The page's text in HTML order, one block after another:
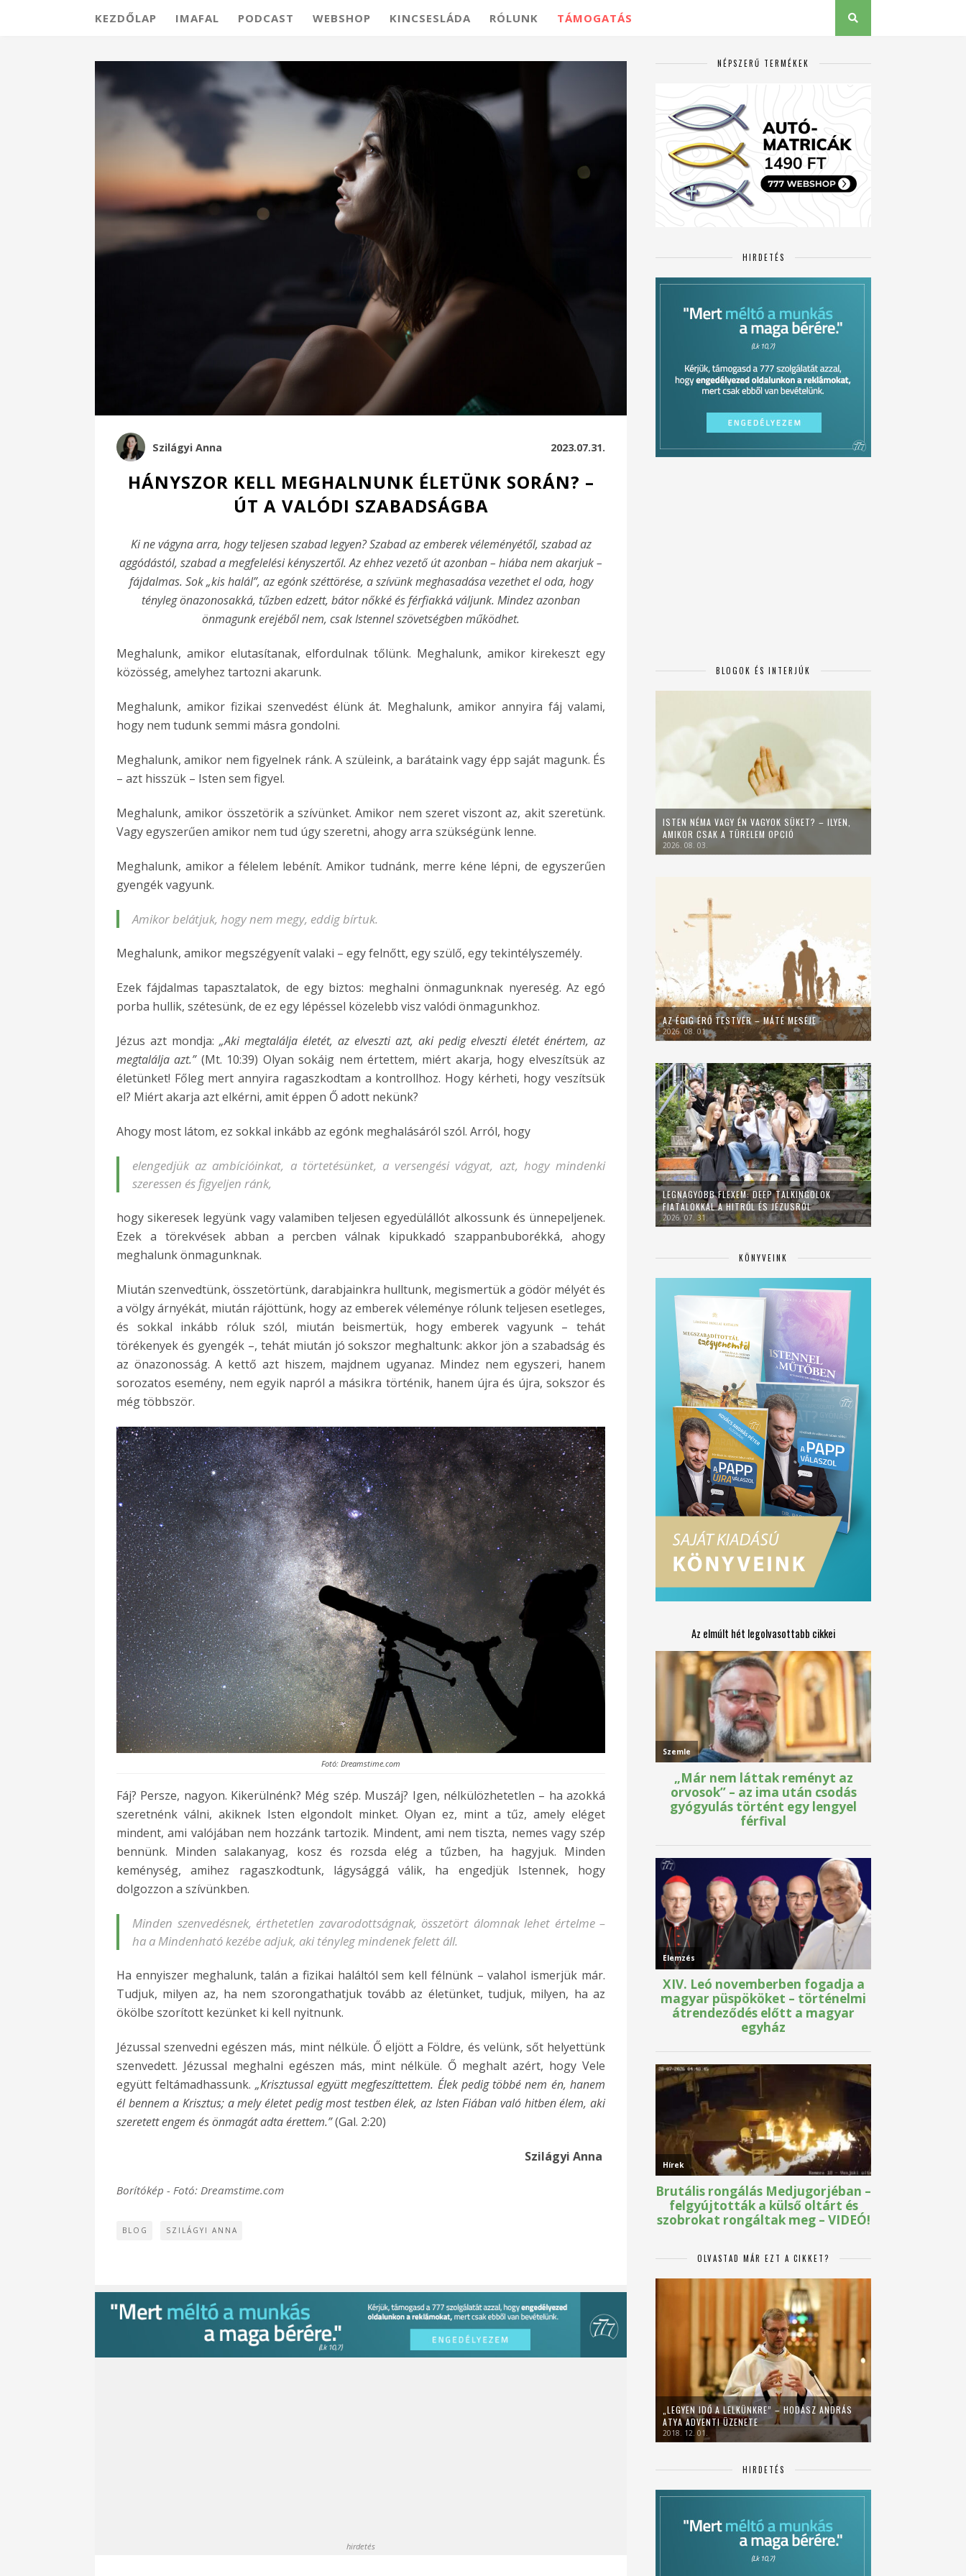
KEZDŐLAP IMAFAL PODCAST WEBSHOP KINCSESLÁDA RÓLUNK TÁMOGATÁS
Szilágyi Anna 2023.07.31.
HÁNYSZOR KELL MEGHALNUNK ÉLETÜNK SORÁN? –
ÚT A VALÓDI SZABADSÁGBA
Ki ne vágyna arra, hogy teljesen szabad legyen? Szabad az emberek véleményétől, szabad az
aggódástól, szabad a megfelelési kényszertől. Az ehhez vezető út azonban – hiába nem akarjuk –
fájdalmas. Sok „kis halál”, az egónk széttörése, a szívünk meghasadása vezethet el oda, hogy
tényleg önazonosakká, tűzben edzett, bátor nőkké és férfiakká váljunk. Mindez azonban
önmagunk erejéből nem, csak Istennel szövetségben működhet.
Meghalunk, amikor elutasítanak, elfordulnak tőlünk. Meghalunk, amikor kirekeszt egy
közösség, amelyhez tartozni akarunk.
Meghalunk, amikor fizikai szenvedést élünk át. Meghalunk, amikor annyira fáj valami,
hogy nem tudunk semmi másra gondolni.
Meghalunk, amikor nem figyelnek ránk. A szüleink, a barátaink vagy épp saját magunk. És
– azt hisszük – Isten sem figyel.
Meghalunk, amikor összetörik a szívünket. Amikor nem szeret viszont az, akit szeretünk.
Vagy egyszerűen amikor nem tud úgy szeretni, ahogy arra szükségünk lenne.
Meghalunk, amikor a félelem lebénít. Amikor tudnánk, merre kéne lépni, de egyszerűen
gyengék vagyunk.
Amikor belátjuk, hogy nem megy, eddig bírtuk.
Meghalunk, amikor megszégyenít valaki – egy felnőtt, egy szülő, egy tekintélyszemély.
Ezek fájdalmas tapasztalatok, de egy biztos: meghalni önmagunknak nyereség. Az egó
porba hullik, szétesünk, de ez egy lépéssel közelebb visz valódi önmagunkhoz.
Jézus azt mondja: „Aki megtalálja életét, az elveszti azt, aki pedig elveszti életét énértem, az
megtalálja azt.” (Mt. 10:39) Olyan sokáig nem értettem, miért akarja, hogy elveszítsük az
életünket! Főleg mert annyira ragaszkodtam a kontrollhoz. Hogy kérheti, hogy veszítsük
el? Miért akarja azt elkérni, amit éppen Ő adott nekünk?
Ahogy most látom, ez sokkal inkább az egónk meghalásáról szól. Arról, hogy
elengedjük az ambícióinkat, a törtetésünket, a versengési vágyat, azt, hogy mindenki
szeressen és figyeljen ránk,
hogy sikeresek legyünk vagy valamiben teljesen egyedülállót alkossunk és ünnepeljenek.
Ezek a törekvések abban a percben válnak kipukkadó szappanbuborékká, ahogy
meghalunk önmagunknak.
Miután szenvedtünk, összetörtünk, darabjainkra hulltunk, megismertük a gödör mélyét és
a völgy árnyékát, miután rájöttünk, hogy az emberek véleménye rólunk teljesen esetleges,
és sokkal inkább róluk szól, miután beismertük, hogy emberek vagyunk – tehát
törékenyek és gyengék –, tehát miután jó sokszor meghaltunk: akkor jön a szabadság és
az önazonosság. A kettő azt hiszem, majdnem ugyanaz. Mindez nem egyszeri, hanem
sorozatos esemény, nem egyik napról a másikra történik, hanem újra és újra, sokszor és
még többször.
Fotó: Dreamstime.com
Fáj? Persze, nagyon. Kikerülnénk? Még szép. Muszáj? Igen, nélkülözhetetlen – ha azokká
szeretnénk válni, akiknek Isten elgondolt minket. Olyan ez, mint a tűz, amely eléget
mindent, ami valójában nem hozzánk tartozik. Mindent, ami nem tiszta, nemes vagy szép
bennünk. Minden salakanyag, kosz és rozsda elég a tűzben, ha hagyjuk. Minden
keménység, amihez ragaszkodtunk, lágysággá válik, ha engedjük Istennek, hogy
dolgozzon a szívünkben.
Minden szenvedésnek, érthetetlen zavarodottságnak, összetört álomnak lehet értelme –
ha a Mindenható kezébe adjuk, aki tényleg mindenek felett áll.
Ha ennyiszer meghalunk, talán a fizikai haláltól sem kell félnünk – valahol ismerjük már.
Tudjuk, milyen az, ha nem szorongathatjuk tovább az életünket, tudjuk, milyen, ha az
ökölbe szorított kezünket ki kell nyitnunk.
Jézussal szenvedni egészen más, mint nélküle. Ő eljött a Földre, és velünk, sőt helyettünk
szenvedett. Jézussal meghalni egészen más, mint nélküle. Ő meghalt azért, hogy Vele
együtt feltámadhassunk. „Krisztussal együtt megfeszíttettem. Élek pedig többé nem én, hanem
él bennem a Krisztus; a mely életet pedig most testben élek, az Isten Fiában való hitben élem, aki
szeretett engem és önmagát adta érettem.”(Gal. 2:20)
Szilágyi Anna
Borítókép - Fotó: Dreamstime.com
BLOG SZILÁGYI ANNA
hirdetés
NÉPSZERŰ TERMÉKEK
HIRDETÉS
BLOGOK ÉS INTERJÚK
ISTEN NÉMA VAGY ÉN VAGYOK SÜKET? – ILYEN,
AMIKOR CSAK A TÜRELEM OPCIÓ
2026. 08. 03.
AZ ÉGIG ÉRŐ TESTVÉR – MÁTÉ MESÉJE
2026. 08. 01.
LEGNAGYOBB FLEXEM: DEEP TALKINGOLOK
FIATALOKKAL A HITRŐL ÉS JÉZUSRÓL
2026. 07. 31.
KÖNYVEINK
Az elmúlt hét legolvasottabb cikkei
OLVASTAD MÁR EZT A CIKKET?
„LEGYEN IDŐ A LELKÜNKRE” – HODÁSZ ANDRÁS
ATYA ADVENTI ÜZENETE
2018. 12. 01.
HIRDETÉS